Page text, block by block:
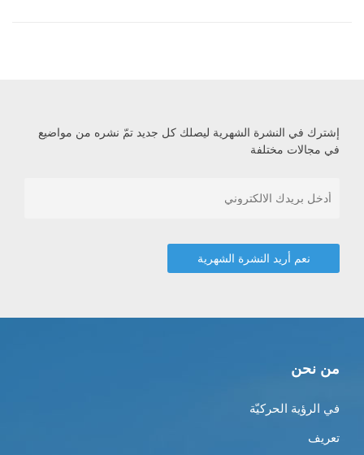
إشترك في النشرة الشهرية ليصلك كل جديد تمّ نشره من مواضيع
في مجالات مختلفة
من نحن
في الرؤية الحركيّة
تعريف